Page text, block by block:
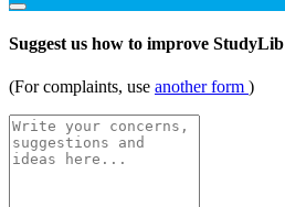
Suggest us how to improve StudyLib
(For complaints, use another form )